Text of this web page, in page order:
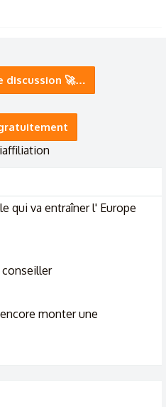
folies ;) @chuisbizarre tu sais
discussion 🚀…
qui va entraîner l' Europe
monter une